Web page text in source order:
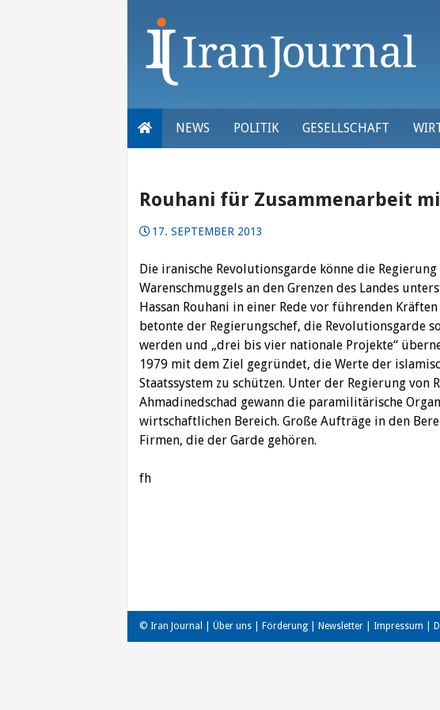
NEWS POLITIK GESELLSCHAFT
Rouhani für Zusammenarbeit
17. SEPTEMBER 2013
Die iranische Revolutionsgarde könne die
Warenschmuggels an den Grenzen des Landes
Hassan Rouhani in einer Rede vor führenden
betonte der Regierungschef, die Revolutionsgarde
werden und „drei bis vier nationale Projekte“
1979 mit dem Ziel gegründet, die Werte der
Staatssystem zu schützen. Unter der Regierung von
Ahmadinedschad gewann die paramilitärische
wirtschaftlichen Bereich. Große Aufträge in den
Firmen, die der Garde gehören.
fh
© Iran Journal | Über uns Förderung Newsletter Impressum